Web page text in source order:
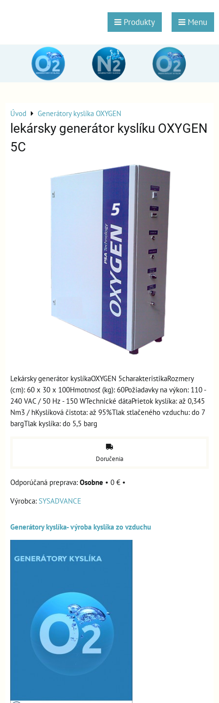
Produkty Menu
Úvod Generátory kyslíka OXYGEN
lekársky generátor kyslíku OXYGEN
5C
Lekársky generátor kyslíkaOXYGEN 5charakteristikaRozmery
(cm): 60 x 30 x 100Hmotnosť (kg): 60Požiadavky na výkon: 110 -
240 VAC / 50 Hz - 150 WTechnické dátaPrietok kyslíka: až 0,345
Nm3 / hKyslíková čistota: až 95%Tlak stlačeného vzduchu: do 7
bargTlak kyslíka: do 5,5 barg
Doručenia
Osobne • 0 € •
Výrobca: SYSADVANCE
Generátory kyslíka- výroba kyslíka zo vzduchu